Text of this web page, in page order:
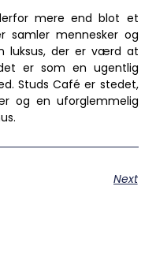
mere end blot et
samler mennesker og
luksus, der er værd at
er som en ugentlig
Studs Café er stedet,
og en uforglemmelig
Next